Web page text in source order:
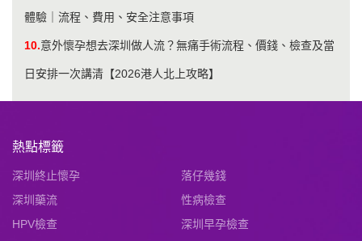
體驗｜流程、費用、安全注意事項
10.意外懷孕想去深圳做人流？無痛手術流程、價錢、檢查及當
日安排一次講清【2026港人北上攻略】
熱點標籤
深圳終止懷孕
落仔幾錢
深圳藥流
性病檢查
HPV檢查
深圳早孕檢查